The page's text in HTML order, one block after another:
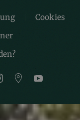
Cookies